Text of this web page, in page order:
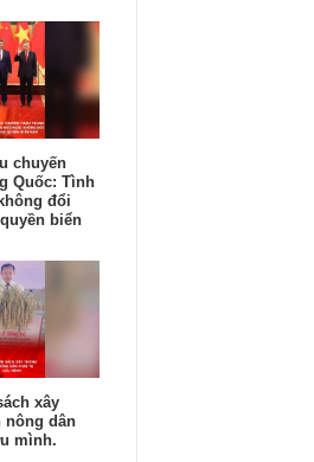
chuyến
Quốc: Tình
đổi
biển
xây
nông dân
mình.